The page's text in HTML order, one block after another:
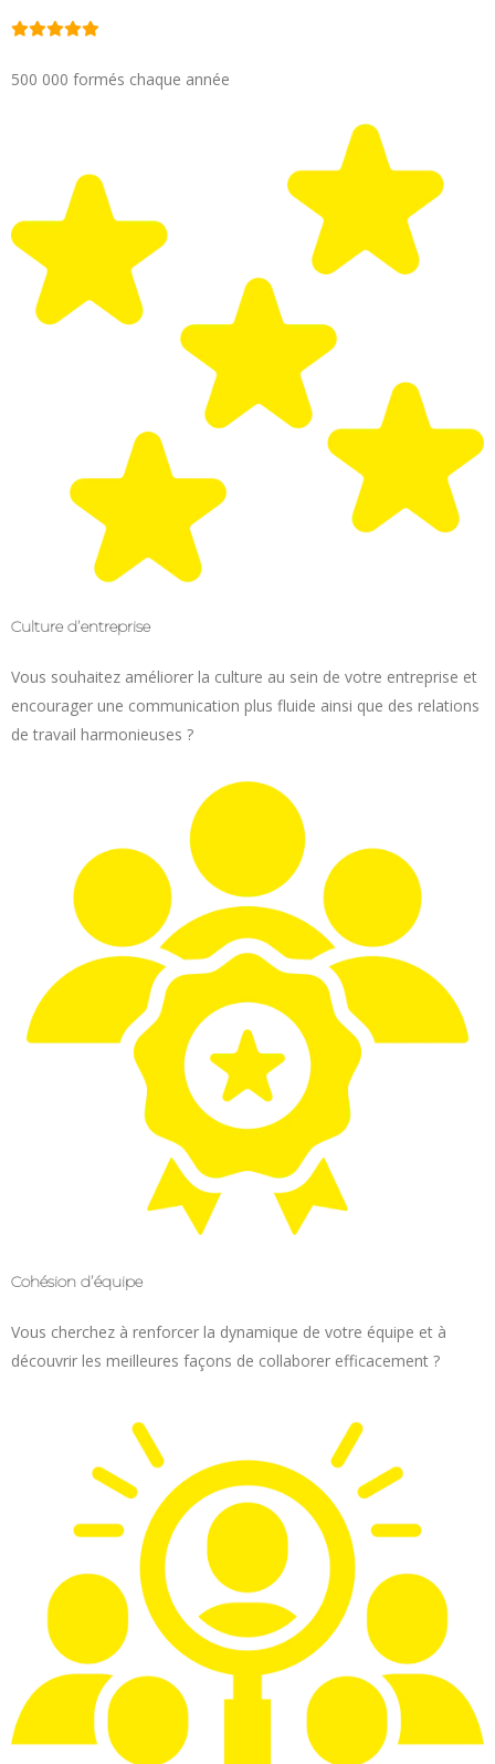
500 000 formés chaque année
Culture d’entreprise
Vous souhaitez améliorer la culture au sein de votre entreprise et
encourager une communication plus fluide ainsi que des relations
de travail harmonieuses ?
Cohésion d’équipe
Vous cherchez à renforcer la dynamique de votre équipe et à
découvrir les meilleures façons de collaborer efficacement ?